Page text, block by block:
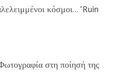
κόσμοι... "Ruin
στη ποίησή της